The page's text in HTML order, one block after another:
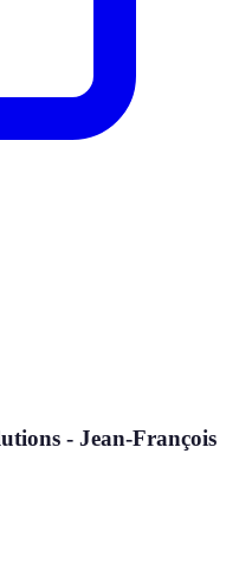
- Jean-François